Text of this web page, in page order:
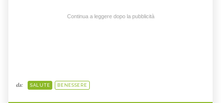
Continua a leggere dopo la pubblicità
da: SALUTE BENESSERE